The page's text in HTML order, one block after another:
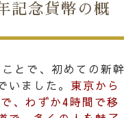
記念貨幣の概
とで、初めての新
ました。 東京から
、わずか4時間で移